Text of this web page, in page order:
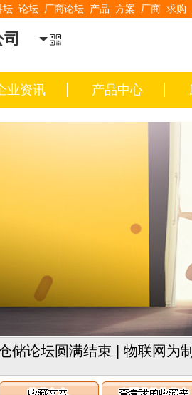
坛 论坛 厂商论坛 产品 方案 厂商 求购
业资讯 产品中心
储论坛圆满结束 | 物联网为